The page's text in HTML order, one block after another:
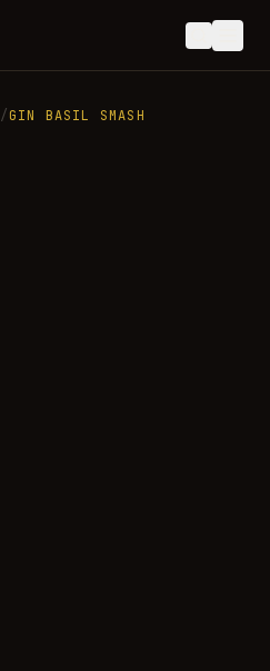
/GIN BASIL SMASH